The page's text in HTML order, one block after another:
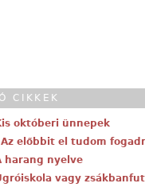
CIKKEK
októberi ünnepek
előbbit el tudom
harang nyelve
vagy